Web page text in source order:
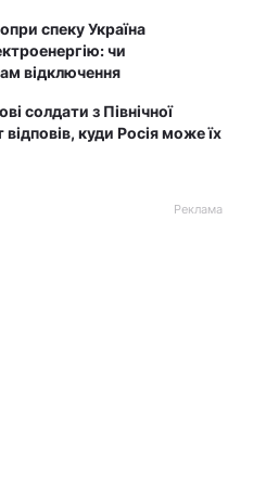
спеку Україна
чи
відключення
солдати з Північної
відповів, куди Росія може їх
Реклама